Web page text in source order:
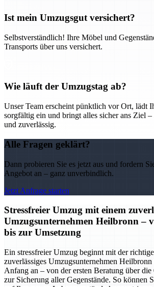
Ist mein Umzugsgut versichert?
Selbstverständlich! Ihre Möbel und
Transports über uns versichert.
Wie läuft der Umzugstag ab?
Unser Team erscheint pünktlich vor Ort, lädt
sorgfältig ein und bringt alles sicher ans Ziel
und zuverlässig.
Alle Fragen geklärt?
Dann probieren Sie es jetzt aus und fordern
Angebot an – ganz unverbindlich.
Jetzt Anfrage starten
Stressfreier Umzug mit einem
Umzugsunternehmen Heilbronn –
bis zur Umsetzung
Ein stressfreier Umzug beginnt mit der
zuverlässiges Umzugsunternehmen
Anfang an – von der ersten Beratung über
zur Sicherung aller Gegenstände. So können